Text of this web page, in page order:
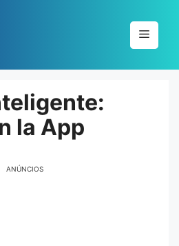
Menu
la App
ANÚNCIOS